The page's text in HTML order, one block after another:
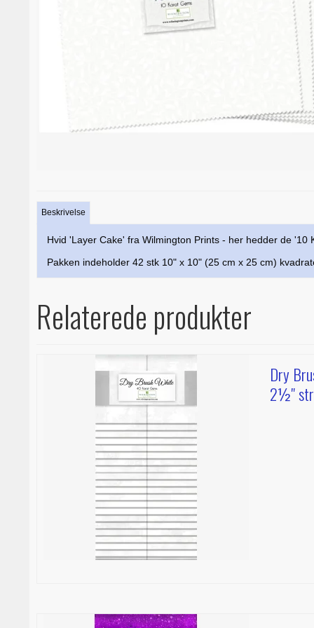
Beskrivelse
Hvid 'Layer Cake' fra Wilmington Prints - her hedder de '10
Pakken indeholder 42 stk 10" x 10" (25 cm x 25 cm)
Relaterede produkter
Dry
2½"